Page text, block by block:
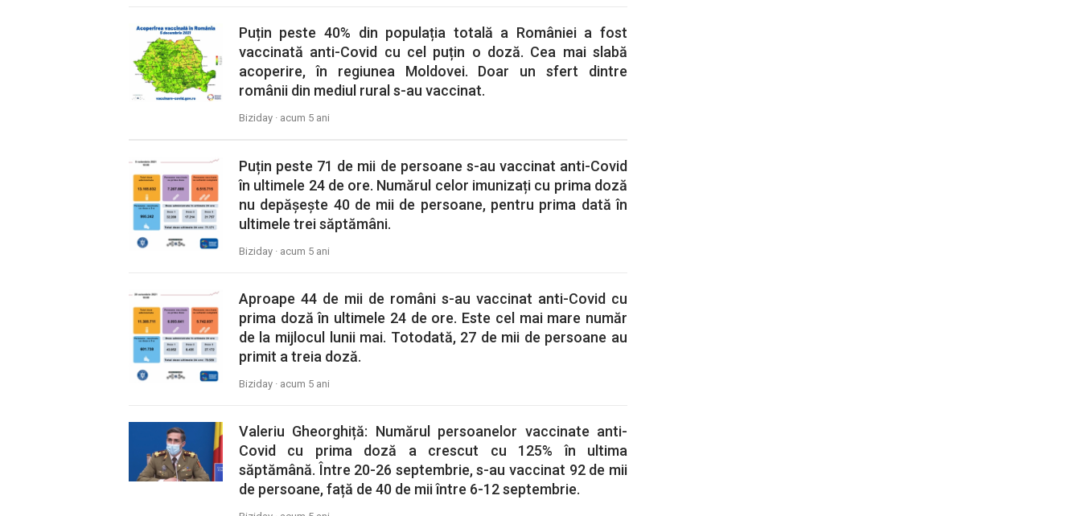
Puțin peste 40% din populația totală a României a fost
vaccinată anti-Covid cu cel puțin o doză. Cea mai slabă
acoperire, în regiunea Moldovei. Doar un sfert dintre
românii din mediul rural s-au vaccinat.
Biziday · acum 5 ani
Puțin peste 71 de mii de persoane s-au vaccinat anti-Covid
în ultimele 24 de ore. Numărul celor imunizați cu prima doză
nu depășește 40 de mii de persoane, pentru prima dată în
ultimele trei săptămâni.
Biziday · acum 5 ani
Aproape 44 de mii de români s-au vaccinat anti-Covid cu
prima doză în ultimele 24 de ore. Este cel mai mare număr
de la mijlocul lunii mai. Totodată, 27 de mii de persoane au
primit a treia doză.
Biziday · acum 5 ani
Valeriu Gheorghiță: Numărul persoanelor vaccinate anti-
Covid cu prima doză a crescut cu 125% în ultima
săptămână. Între 20-26 septembrie, s-au vaccinat 92 de mii
de persoane, față de 40 de mii între 6-12 septembrie.